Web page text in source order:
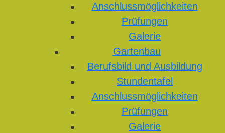
Anschlussmöglichkeiten
Prüfungen
Galerie
Gartenbau
Berufsbild und Ausbildung
Stundentafel
Anschlussmöglichkeiten
Prüfungen
Galerie